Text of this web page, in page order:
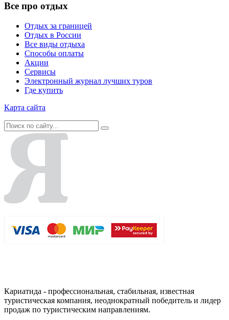
Все про отдых
Отдых за границей
Отдых в России
Все виды отдыха
Способы оплаты
Акции
Сервисы
Электронный журнал лучших туров
Где купить
Карта сайта
Кариатида - профессиональная, стабильная, известная
туристическая компания, неоднократный победитель и лидер
продаж по туристическим направлениям.